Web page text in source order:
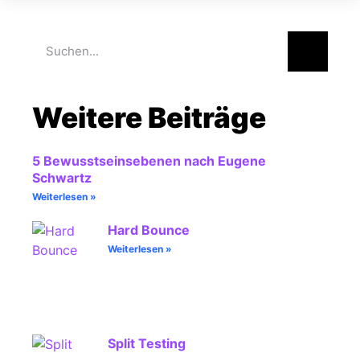
Weitere Beiträge
5 Bewusstseinsebenen nach Eugene
Schwartz
Weiterlesen »
Hard Bounce
Weiterlesen »
Split Testing